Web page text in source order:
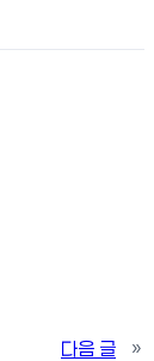
다음 글
»